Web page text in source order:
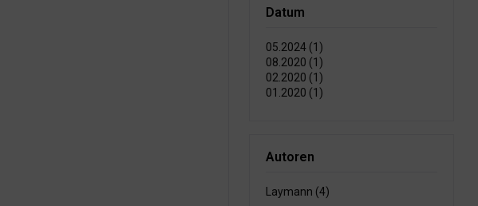
Datum
05.2024 (1)
08.2020 (1)
02.2020 (1)
01.2020 (1)
Autoren
Laymann (4)